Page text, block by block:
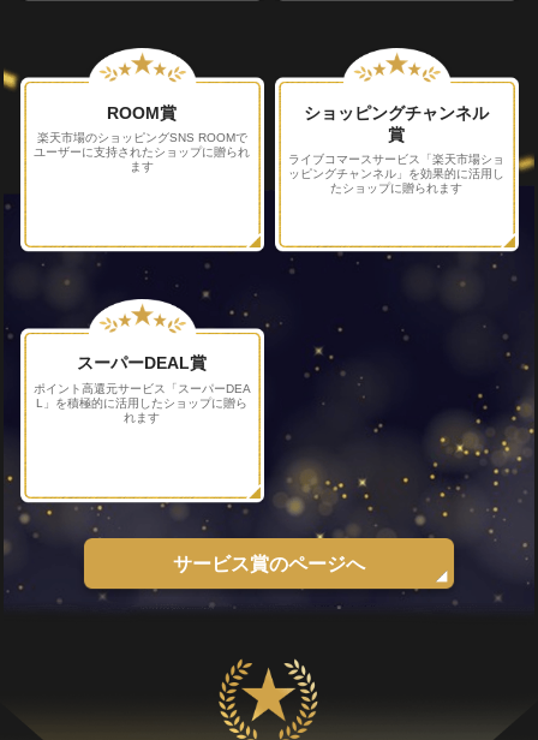
ROOM賞
楽天市場のショッピングSNS ROOMで
ユーザーに支持されたショップに贈られ
ます
ショッピングチャンネル
賞
ライブコマースサービス「楽天市場ショ
ッピングチャンネル」 を効果的に活用し
たショップに贈られます
スーパーDEAL賞
ポイント高還元サービス
「スーパーDEA
L」を積極的に活用したショップに贈ら
れます
サービス賞のページへ